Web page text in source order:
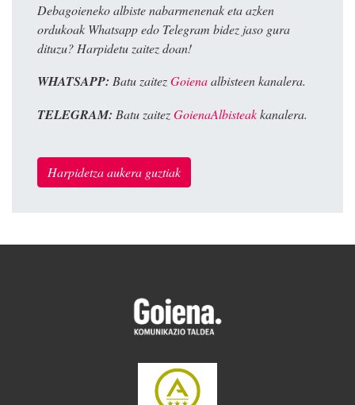
Debagoieneko albiste nabarmenenak eta azken
ordukoak Whatsapp edo Telegram bidez jaso gura
dituzu? Harpidetu zaitez doan!
WHATSAPP: Batu zaitezGoienaalbisteen kanalera.
TELEGRAM: Batu zaitezGoienaAlbisteakkanalera.
Harpidetza aukera guztiak